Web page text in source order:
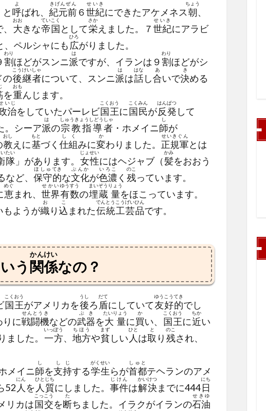
呼
よ
ばれ、 紀元前
きげんぜん
６世紀
せいき
にできたアケメネス朝
ちょう
、
大
おお
きな帝国
ていこく
として栄
さか
えました。７ 世紀
せいき
にアラビ
、ペルシャにも 広
ひろ
がりました。
割
わり
ほどがスンニ派
は
ですが、イランは９ 割
わり
ほどがシ
の後継者
こうけいしゃ
について、スンニ派
は
は話
はな
し合
あ
いで決
き
める
を重
おも
んじます。
治
いじ
をしていたパーレビ国王
こくおう
に国民
こくみん
が反発
はんぱつ
して
。シーア派
は
の宗教指導者
しゅうきょうしどうしゃ
・ホメイニ師
し
が
教
おし
えに基
もと
づく 仕組
しく
みに変
か
わりました。 正規軍
せいきぐん
とは
隊
たい
」があります。 女性
じょせい
にはヘジャブ（髪
かみ
をおおう
など、 保守
ほしゅ
的
てき
な文化
ぶんか
が色濃
いろこ
く 残
のこ
っています。
恵
めぐ
まれ、 世界
せかい
有数
ゆうすう
の埋蔵
まいぞう
量
りょう
をほこっています。
もようが織
お
り込
こ
まれた伝統工芸品
でんとうこうげいひん
です。
う 関係
かんけい
なの？
国王
こくおう
がアメリカを後
うし
ろ 盾
だて
にしていて友好
ゆうこう
的
てき
でし
りに戦闘機
せんとうき
などの武器
ぶき
を大量
たいりょう
に買
か
い、 国王
こくおう
に近
ちか
い
ました。 一方
いっぽう
、 地方
ちほう
や貧
まず
しい 人
ひと
は取
と
り 残
のこ
され、
メイニ師
し
を支持
しじ
する学生
がくせい
らが首都
しゅと
テヘランのアメ
52 人
にん
を 人質
ひとじち
にしました。 事件
じけん
は解決
かいけつ
までに444日
にち
リカは国交
こっこう
を断
た
ちました。イラクがイランの石油
せきゆ